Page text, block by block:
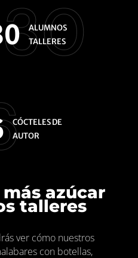
ALUMNOS
TALLERES
CÓCTELES DE
AUTOR
azúcar
talleres
ver cómo nuestros
con botellas,